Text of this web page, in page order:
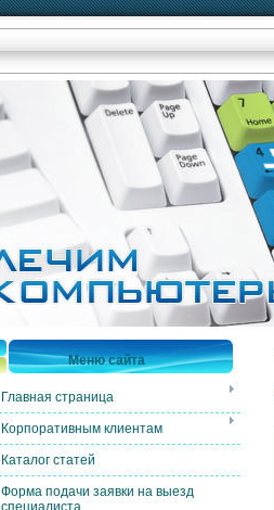
Меню сайта
Главная страница
Корпоративным клиентам
Каталог статей
Форма подачи заявки на выезд
специалиста